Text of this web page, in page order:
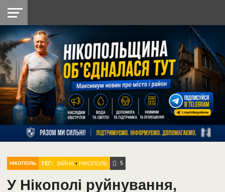
НІКОПОЛЬ
РАЙОН
СІЧЕСЛАВСЬКА
УКРАЇНА
РЕТРО
НІКОПОЛЬ
ЛАЙТ
УКРАЇНА
ДОПОМОГА
РАДІО
НІКОПОЛЬ ТЕГ: ВІЙНА •НІКОПОЛЬ 5
У Нікополі руйнування,